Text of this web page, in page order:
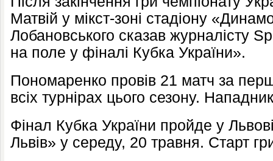
Матвій у мікст-зоні стадіону
Лобановського сказав журналісту
на поле у ​​фіналі Кубка України».
Пономаренко провів 21 матч за
всіх турнірах цього сезону.
Фінал Кубка України пройде у
Львів» у середу, 20 травня. Старт